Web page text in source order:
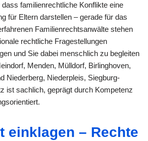
familienrechtliche Konflikte eine
für Eltern darstellen – gerade für das
Familienrechtsanwälte stehen
rechtliche Fragestellungen
und Sie dabei menschlich zu begleiten
Menden, Mülldorf, Birlinghoven,
Niederberg, Niederpleis, Siegburg-
ist sachlich, geprägt durch Kompetenz
einklagen – Rechte